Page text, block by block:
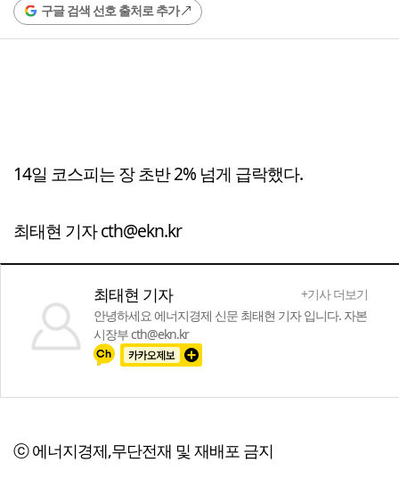
구글 검색 선호 출처로 추가
14일 코스피는 장 초반 2% 넘게 급락했다.
최태현 기자 cth@ekn.kr
최태현 기자
+기사 더보기
안녕하세요 에너지경제 신문 최태현 기자 입니다. 자본
시장부 cth@ekn.kr
ⓒ 에너지경제,무단전재 및 재배포 금지